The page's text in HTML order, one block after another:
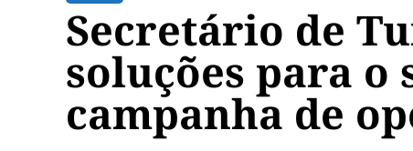
Secretário de
soluções para
campanha de